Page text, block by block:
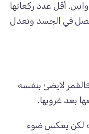
أقل عدد ركعاتها
كل مفصل في الجسد وتعدل
لايضئ بنفسه
بعد غروبها.
لكن يعكس ضوء